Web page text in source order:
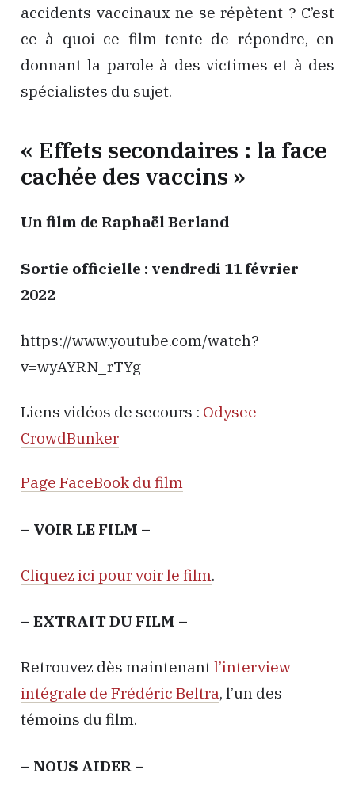
accidents vaccinaux ne se répètent ? C’est
ce à quoi ce film tente de répondre, en
donnant la parole à des victimes et à des
spécialistes du sujet.
« Effets secondaires : la face
cachée des vaccins »
Un film de Raphaël Berland
Sortie officielle : vendredi 11 février
2022
https://www.youtube.com/watch?
v=wyAYRN_rTYg
Liens vidéos de secours : Odysee –
CrowdBunker
Page FaceBook du film
– VOIR LE FILM –
Cliquez ici pour voir le film.
– EXTRAIT DU FILM –
Retrouvez dès maintenantl’interview
intégrale de Frédéric Beltra, l’un des
témoins du film.
– NOUS AIDER –